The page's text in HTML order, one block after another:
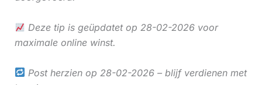
Deze tip is geüpdatet op 28-02-2026 voor
maximale online winst.
Post herzien op 28-02-2026 – blijf verdienen met